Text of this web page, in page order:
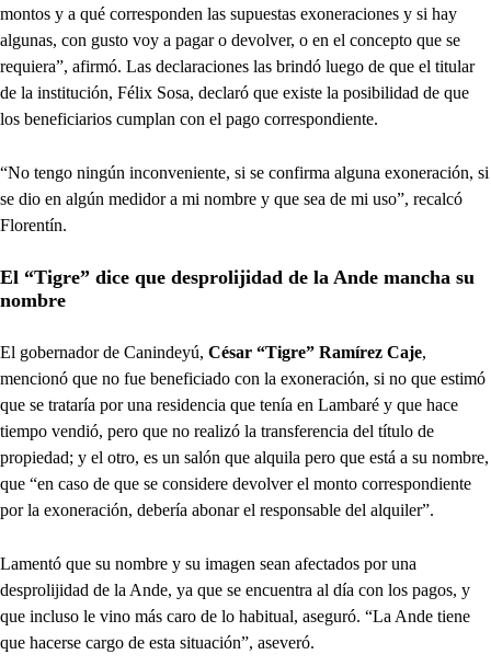
montos y a qué corresponden las supuestas exoneraciones y si hay
algunas, con gusto voy a pagar o devolver, o en el concepto que se
requiera”, afirmó. Las declaraciones las brindó luego de que el titular
de la institución, Félix Sosa, declaró que existe la posibilidad de que
los beneficiarios cumplan con el pago correspondiente.
“No tengo ningún inconveniente, si se confirma alguna exoneración, si
se dio en algún medidor a mi nombre y que sea de mi uso”, recalcó
Florentín.
El “Tigre” dice que desprolijidad de la Ande mancha su
nombre
El gobernador de Canindeyú, César “Tigre” Ramírez Caje,
mencionó que no fue beneficiado con la exoneración, si no que estimó
que se trataría por una residencia que tenía en Lambaré y que hace
tiempo vendió, pero que no realizó la transferencia del título de
propiedad; y el otro, es un salón que alquila pero que está a su nombre,
que “en caso de que se considere devolver el monto correspondiente
por la exoneración, debería abonar el responsable del alquiler”.
Lamentó que su nombre y su imagen sean afectados por una
desprolijidad de la Ande, ya que se encuentra al día con los pagos, y
que incluso le vino más caro de lo habitual, aseguró. “La Ande tiene
que hacerse cargo de esta situación”, aseveró.